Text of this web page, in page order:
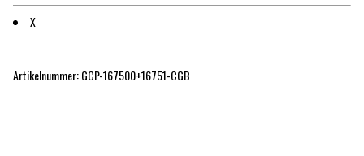
X
Artikelnummer: GCP-167500+16751-CGB